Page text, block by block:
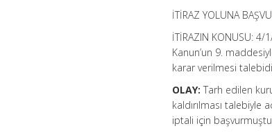
İTİRAZ YOLUNA
İTİRAZIN KONUSU: 4/
Kanun’un 9.
karar verilmesi
OLAY: Tarh edilen
kaldırılması talebiyle
iptali için